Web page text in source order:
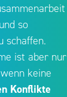
so
schaffen.
ist aber nur
keine
Konflikte